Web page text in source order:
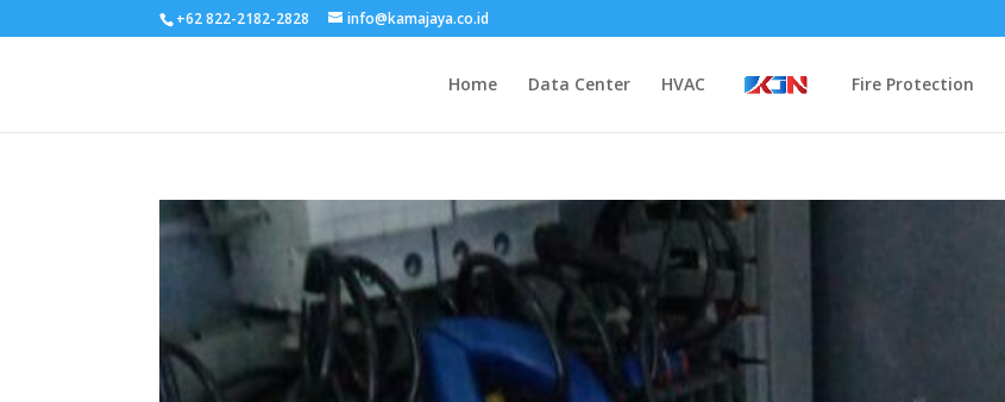
+62 822-2182-2828 info@kamajaya.co.id
Home Data Center HVAC Fire Protection